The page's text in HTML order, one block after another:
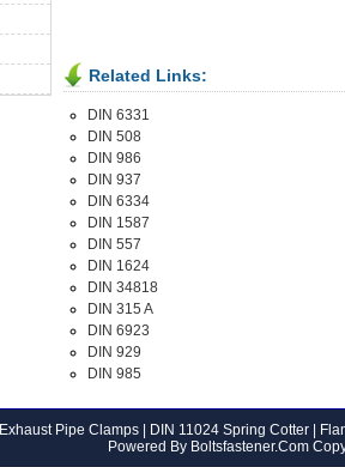
Related Links:
DIN 6331
DIN 508
DIN 986
DIN 937
DIN 6334
DIN 1587
DIN 557
DIN 1624
DIN 34818
DIN 315 A
DIN 6923
DIN 929
DIN 985
Exhaust Pipe Clamps DIN 11024 Spring Cotter
Powered By Boltsfastener.Com